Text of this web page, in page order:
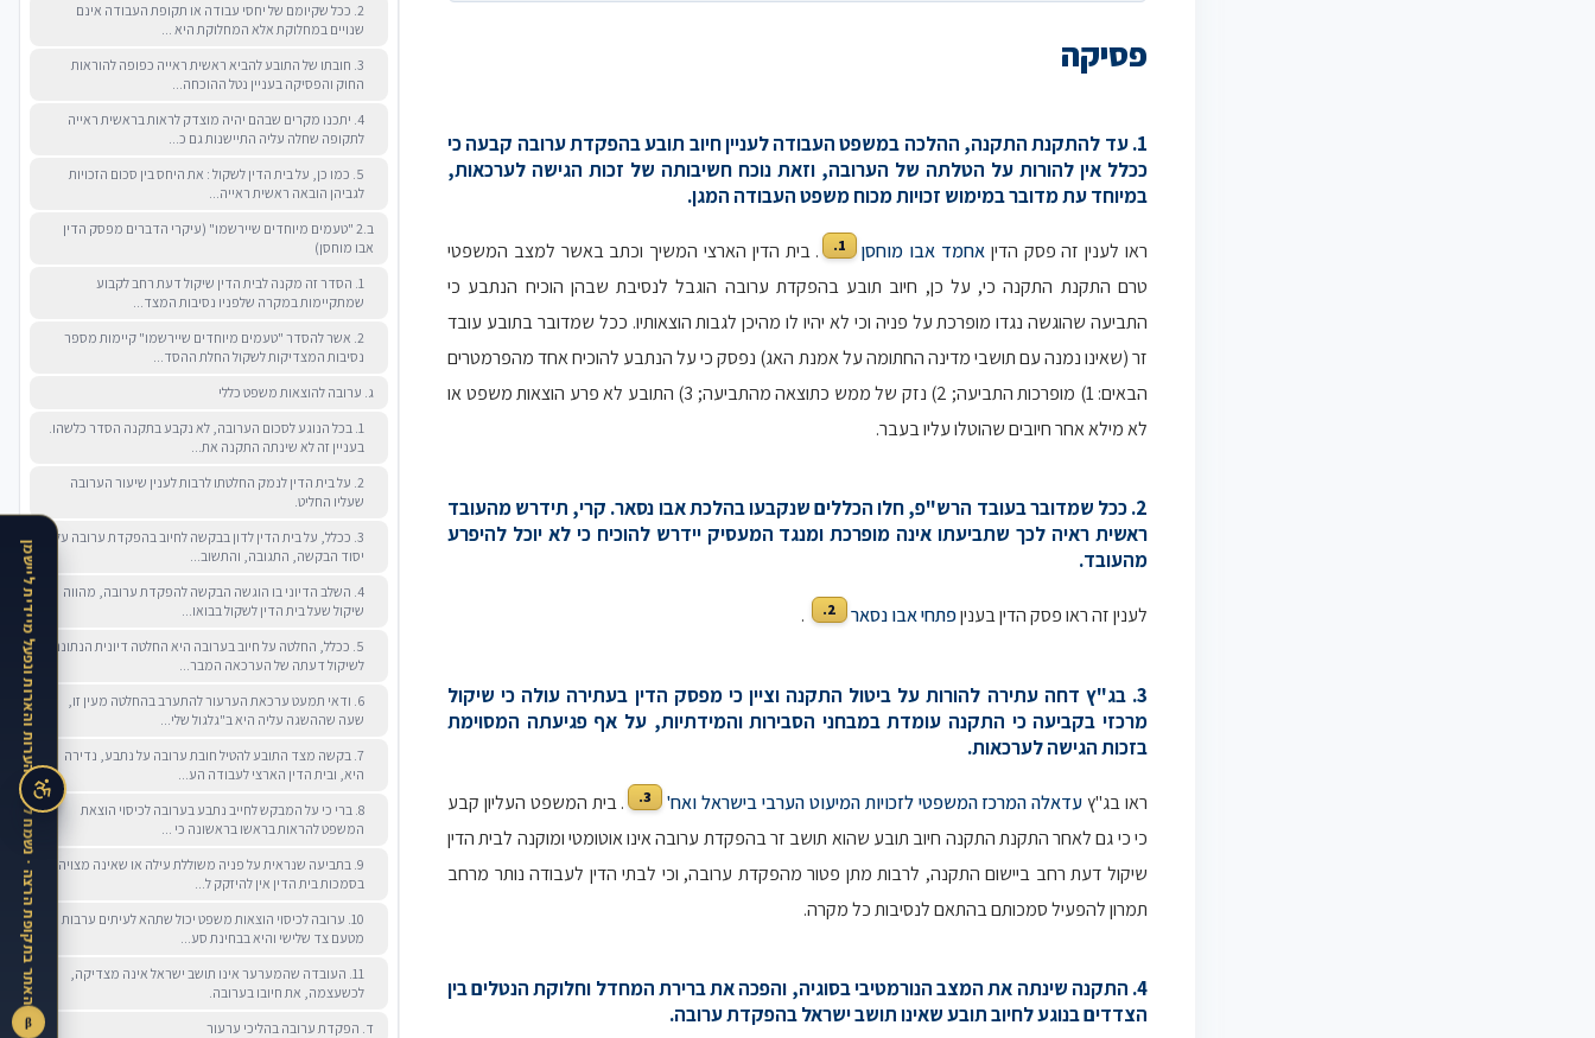
β
האתר בתקופת הרצה · נשמח לקבל הערות והארות ונפעל מיידית ליישמן
2. ככל שקיומם של יחסי עבודה או תקופת העבודה אינם
שנויים במחלוקת אלא המחלוקת היא ...
3. חובתו של התובע להביא ראשית ראייה כפופה להוראות
החוק והפסיקה בעניין נטל ההוכחה...
4. יתכנו מקרים שבהם יהיה מוצדק לראות בראשית ראייה
לתקופה שחלה עליה התיישנות גם כ...
5. כמו כן, על בית הדין לשקול : את היחס בין סכום הזכויות
לגביהן הובאה ראשית ראייה...
ב.2 "טעמים מיוחדים שיירשמו" (עיקרי הדברים מפסק הדין
אבו מוחסן)
1. הסדר זה מקנה לבית הדין שיקול דעת רחב לקבוע
שמתקיימות במקרה שלפניו נסיבות המצד...
2. אשר להסדר "טעמים מיוחדים שיירשמו" קיימות מספר
נסיבות המצדיקות לשקול החלת ההסד...
ג. ערובה להוצאות משפט כללי
1. בכל הנוגע לסכום הערובה, לא נקבע בתקנה הסדר כלשהו.
בעניין זה לא שינתה התקנה את...
2. על בית הדין לנמק החלטתו לרבות לענין שיעור הערובה
שעליו החליט.
3. ככלל, על בית הדין לדון בבקשה לחיוב בהפקדת ערובה על
יסוד הבקשה, התגובה, והתשוב...
4. השלב הדיוני בו הוגשה הבקשה להפקדת ערובה, מהווה
שיקול שעל בית הדין לשקול בבואו...
5. ככלל, החלטה על חיוב בערובה היא החלטה דיונית הנתונה
לשיקול דעתה של הערכאה המבר...
6. ודאי תמעט ערכאת הערעור להתערב בהחלטה מעין זו,
שעה שההשגה עליה היא ב"גלגול שלי...
7. בקשה מצד התובע להטיל חובת ערובה על נתבע, נדירה
היא, ובית הדין הארצי לעבודה הע...
8. ברי כי על המבקש לחייב נתבע בערובה לכיסוי הוצאת
המשפט להראות בראשו בראשונה כי ...
9. בתביעה שנראית על פניה משוללת עילה או שאינה מצויה
בסמכות בית הדין אין להיזקק ל...
10. ערובה לכיסוי הוצאות משפט יכול שתהא לעיתים ערבות
מטעם צד שלישי והיא בבחינת סע...
11. העובדה שהמערער אינו תושב ישראל אינה מצדיקה,
לכשעצמה, את חיובו בערובה.
ד. הפקדת ערובה בהליכי ערעור
פסיקה
1. עד להתקנת התקנה, ההלכה במשפט העבודה לעניין חיוב תובע בהפקדת ערובה קבעה כי
ככלל אין להורות על הטלתה של הערובה, וזאת נוכח חשיבותה של זכות הגישה לערכאות,
במיוחד עת מדובר במימוש זכויות מכוח משפט העבודה המגן.
ראו לענין זה פסק הדין אחמד אבו מוחסן 1.
. בית הדין הארצי המשיך וכתב באשר למצב המשפטי
טרם התקנת התקנה כי, על כן, חיוב תובע בהפקדת ערובה הוגבל לנסיבת שבהן הוכיח הנתבע כי
התביעה שהוגשה נגדו מופרכת על פניה וכי לא יהיו לו מהיכן לגבות הוצאותיו. ככל שמדובר בתובע עובד
זר (שאינו נמנה עם תושבי מדינה החתומה על אמנת האג) נפסק כי על הנתבע להוכיח אחד מהפרמטרים
הבאים: 1) מופרכות התביעה; 2) נזק של ממש כתוצאה מהתביעה; 3) התובע לא פרע הוצאות משפט או
לא מילא אחר חיובים שהוטלו עליו בעבר.
2. ככל שמדובר בעובד הרש"פ, חלו הכללים שנקבעו בהלכת אבו נסאר. קרי, תידרש מהעובד
ראשית ראיה לכך שתביעתו אינה מופרכת ומנגד המעסיק יידרש להוכיח כי לא יוכל להיפרע
מהעובד.
לענין זה ראו פסק הדין בעניןפתחי אבו נסאר 2.
.
3. בג"ץ דחה עתירה להורות על ביטול התקנה וציין כי מפסק הדין בעתירה עולה כי שיקול
מרכזי בקביעה כי התקנה עומדת במבחני הסבירות והמידתיות, על אף פגיעתה המסוימת
בזכות הגישה לערכאות.
ראו בג"ץ עדאלה המרכז המשפטי לזכויות המיעוט הערבי בישראל ואח' 3.
. בית המשפט העליון קבע
כי כי גם לאחר התקנת התקנה חיוב תובע שהוא תושב זר בהפקדת ערובה אינו אוטומטי ומוקנה לבית הדין
שיקול דעת רחב ביישום התקנה, לרבות מתן פטור מהפקדת ערובה, וכי לבתי הדין לעבודה נותר מרחב
תמרון להפעיל סמכותם בהתאם לנסיבות כל מקרה.
4. התקנה שינתה את המצב הנורמטיבי בסוגיה, והפכה את ברירת המחדל וחלוקת הנטלים בין
הצדדים בנוגע לחיוב תובע שאינו תושב ישראל בהפקדת ערובה.